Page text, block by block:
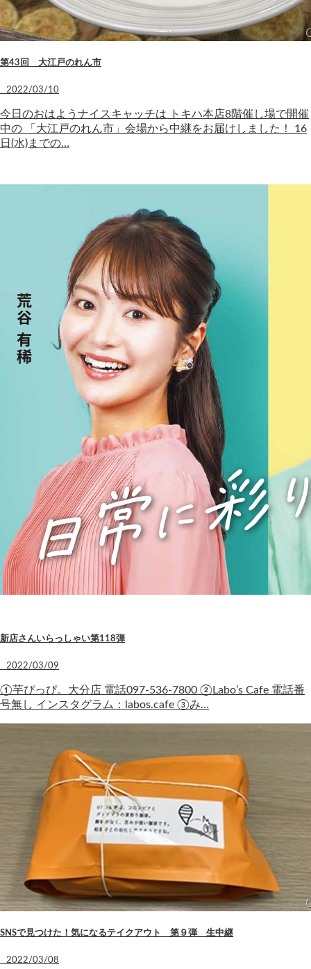
第43回 大江戸のれん市
2022/03/10
今日のおはようナイスキャッチは トキハ本店8階催し場で開催
中の 「大江戸のれん市」会場から中継をお届けしました！ 16
日(水)までの…
新店さんいらっしゃい第118弾
2022/03/09
①芋ぴっぴ。大分店 電話097-536-7800 ②Labo’s Cafe 電話番
号無し インスタグラム：labos.cafe ③み…
SNSで見つけた！気になるテイクアウト 第９弾 生中継
2022/03/08